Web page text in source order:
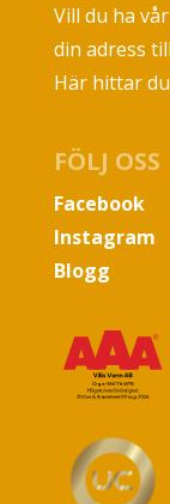
Vill du ha
din adress till
Här hittar du
FÖLJ OSS
Facebook
Instagram
Blogg